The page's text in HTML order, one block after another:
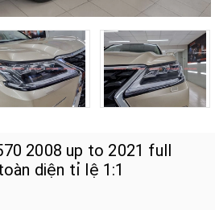
2008 up to 2021 full
diện tỉ lệ 1:1